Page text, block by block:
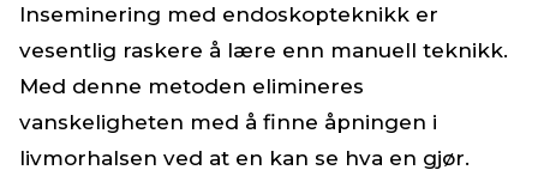
Inseminering med endoskopteknikk er
vesentlig raskere å lære enn manuell teknikk.
Med denne metoden elimineres
vanskeligheten med å finne åpningen i
livmorhalsen ved at en kan se hva en gjør.